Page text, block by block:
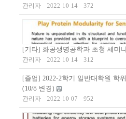
관리자
2022-10-14 372
[기타] 화공생명공학과 초청 세미
관리자
2022-10-14 312
[졸업] 2022-2학기 일반대학원 학
(10/8 변경)
관리자
2022-10-07 952